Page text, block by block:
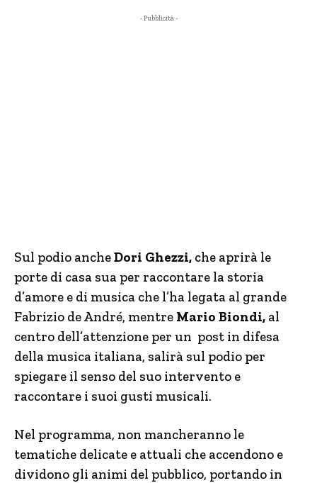
- Pubblicità -
Sul podio ancheDori Ghezzi, che aprirà le
porte di casa sua per raccontare la storia
d’amore e di musica che l’ha legata al grande
Fabrizio de André, mentre Mario Biondi, al
centro dell’attenzione per un post in difesa
della musica italiana, salirà sul podio per
spiegare il senso del suo intervento e
raccontare i suoi gusti musicali.
Nel programma, non mancheranno le
tematiche delicate e attuali che accendono e
dividono gli animi del pubblico, portando in